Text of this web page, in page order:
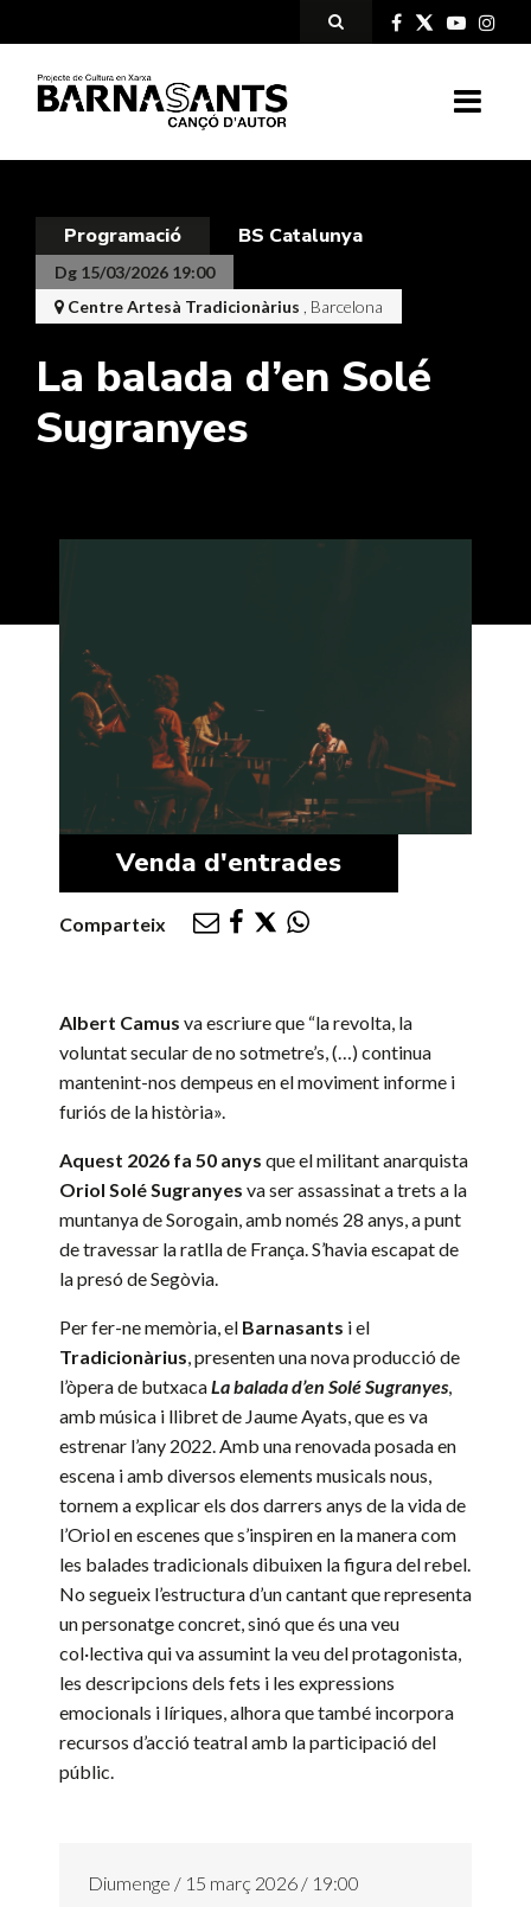
Programació BS Catalunya
Dg 15/03/2026 19:00
Centre Artesà Tradicionàrius
, Barcelona
La balada d’en Solé
Sugranyes
Venda d'entrades
Comparteix
Albert Camus va escriure que “la revolta, la
voluntat secular de no sotmetre’s, (…) continua
mantenint-nos dempeus en el moviment informe i
furiós de la història».
Aquest 2026 fa 50 anys que el militant anarquista
Oriol Solé Sugranyes va ser assassinat a trets a la
muntanya de Sorogain, amb només 28 anys, a punt
de travessar la ratlla de França. S’havia escapat de
la presó de Segòvia.
Per fer-ne memòria, el Barnasants i el
Tradicionàrius , presenten una nova producció de
l’òpera de butxacaLa balada d’en Solé Sugranyes
amb música i llibret de Jaume Ayats, que es va
estrenar l’any 2022. Amb una renovada posada en
escena i amb diversos elements musicals nous,
tornem a explicar els dos darrers anys de la vida de
l’Oriol en escenes que s’inspiren en la manera com
les balades tradicionals dibuixen la figura del rebel.
No segueix l’estructura d’un cantant que representa
un personatge concret, sinó que és una veu
col·lectiva qui va assumint la veu del protagonista,
les descripcions dels fets i les expressions
emocionals i líriques, alhora que també incorpora
recursos d’acció teatral amb la participació del
públic.
Diumenge / 15 març 2026 / 19:00